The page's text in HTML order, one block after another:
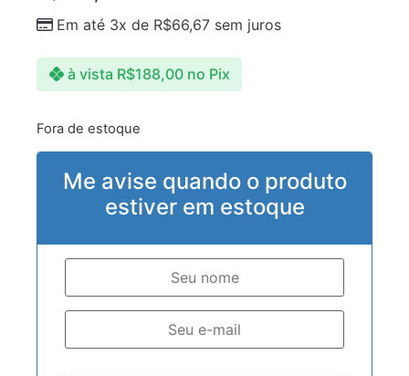
Em até 3x de R$66,67 sem juros
à vista R$188,00 no Pix
Fora de estoque
Me avise quando o produto
estiver em estoque